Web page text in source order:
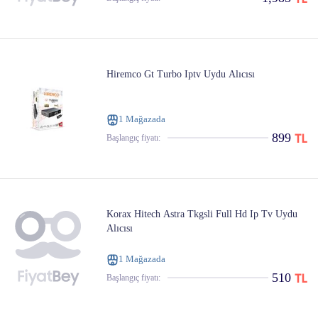
Hiremco Gt Turbo Iptv Uydu Alıcısı
1 Mağazada
Başlangıç ​​fiyatı: 899
Korax Hitech Astra Tkgsli Full Hd Ip Tv Uydu
Alıcısı
1 Mağazada
Başlangıç ​​fiyatı: 510